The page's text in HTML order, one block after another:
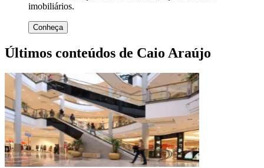
imobiliários.
Conheça
Últimos conteúdos de Caio Araújo